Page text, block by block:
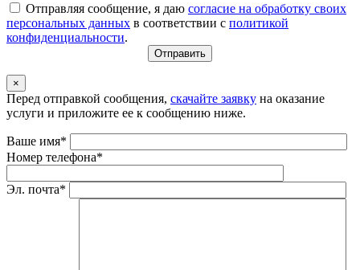
Отправляя сообщение, я даю согласие на обработку своих
персональных данных в соответствии с политикой
конфиденциальности.
×
Перед отправкой сообщения, скачайте заявку на оказание
услуги и приложите ее к сообщению ниже.
Ваше имя*
Номер телефона*
Эл. почта*